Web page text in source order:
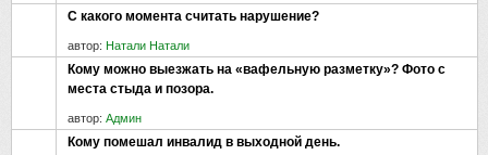
С какого момента считать нарушение?
автор: Натали Натали
Кому можно выезжать на «вафельную разметку»? Фото с
места стыда и позора.
автор: Админ
Кому помешал инвалид в выходной день.